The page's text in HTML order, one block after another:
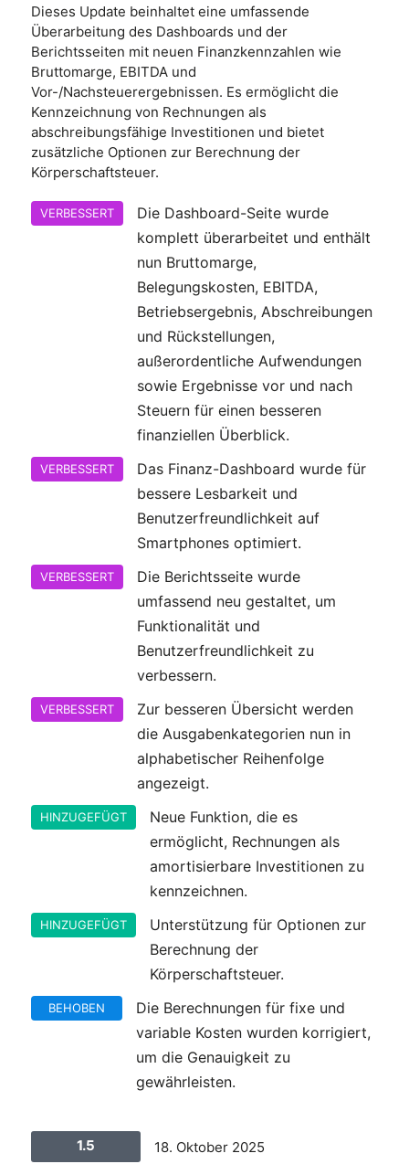
Dieses Update beinhaltet eine umfassende
Überarbeitung des Dashboards und der
Berichtsseiten mit neuen Finanzkennzahlen wie
Bruttomarge, EBITDA und
Vor-/Nachsteuerergebnissen. Es ermöglicht die
Kennzeichnung von Rechnungen als
abschreibungsfähige Investitionen und bietet
zusätzliche Optionen zur Berechnung der
Körperschaftsteuer.
VERBESSERT
Die Dashboard-Seite wurde
komplett überarbeitet und enthält
nun Bruttomarge,
Belegungskosten, EBITDA,
Betriebsergebnis, Abschreibungen
und Rückstellungen,
außerordentliche Aufwendungen
sowie Ergebnisse vor und nach
Steuern für einen besseren
finanziellen Überblick.
VERBESSERT
Das Finanz-Dashboard wurde für
bessere Lesbarkeit und
Benutzerfreundlichkeit auf
Smartphones optimiert.
VERBESSERT
Die Berichtsseite wurde
umfassend neu gestaltet, um
Funktionalität und
Benutzerfreundlichkeit zu
verbessern.
VERBESSERT
Zur besseren Übersicht werden
die Ausgabenkategorien nun in
alphabetischer Reihenfolge
angezeigt.
HINZUGEFÜGT
Neue Funktion, die es
ermöglicht, Rechnungen als
amortisierbare Investitionen zu
kennzeichnen.
HINZUGEFÜGT
Unterstützung für Optionen zur
Berechnung der
Körperschaftsteuer.
BEHOBEN
Die Berechnungen für fixe und
variable Kosten wurden korrigiert,
um die Genauigkeit zu
gewährleisten.
1.5 18. Oktober 2025